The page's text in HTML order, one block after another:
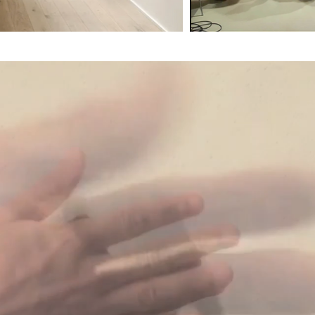
la teva essència